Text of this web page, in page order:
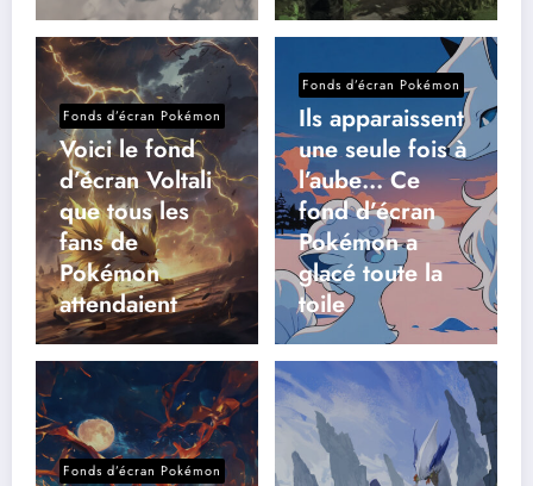
Fonds d’écran Pokémon
Voici le fond
d’écran Voltali
que tous les
fans de
Pokémon
attendaient
Fonds d’écran Pokémon
Ils apparaissent
une seule fois à
l’aube… Ce
fond d’écran
Pokémon a
glacé toute la
toile
Fonds d’écran Pokémon